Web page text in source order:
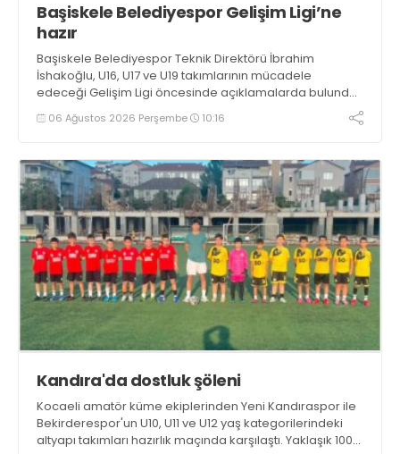
Başiskele Belediyespor Gelişim Ligi’ne
hazır
Başiskele Belediyespor Teknik Direktörü İbrahim
İshakoğlu, U16, U17 ve U19 takımlarının mücadele
edeceği Gelişim Ligi öncesinde açıklamalarda bulundu.
Genç oyuncuların gelişimine dikkat çeken İshakoğlu,
hedeflerinin sadece sonuç almak değil, Türk futboluna
06 Ağustos 2026 Perşembe 10:16
Kandıra'da dostluk şöleni
Kocaeli amatör küme ekiplerinden Yeni Kandıraspor ile
Bekirderespor'un U10, U11 ve U12 yaş kategorilerindeki
altyapı takımları hazırlık maçında karşılaştı. Yaklaşık 100